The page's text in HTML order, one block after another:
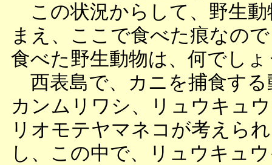
この状況からして、野生動
まえ、ここで食べた痕なの
食べた野生動物は、何でし
西表島で、カニを捕食する
カンムリワシ、リュウキュ
リオモテヤマネコが考えら
し、この中で、リュウキュ